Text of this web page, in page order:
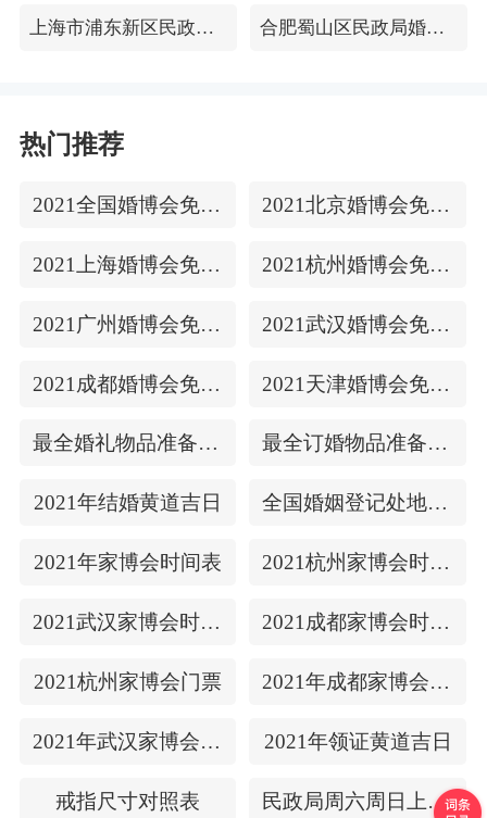
上海市浦东新区民政局婚姻登记处 合肥蜀山区民政局婚姻登记处
热门推荐
2021全国婚博会免费门票 2021北京婚博会免费门票
2021上海婚博会免费门票 2021杭州婚博会免费门票
2021广州婚博会免费门票 2021武汉婚博会免费门票
2021成都婚博会免费门票 2021天津婚博会免费门票
最全婚礼物品准备清单 最全订婚物品准备清单
2021年结婚黄道吉日 全国婚姻登记处地址/上下时间
2021年家博会时间表 2021杭州家博会时间表
2021武汉家博会时间表 2021成都家博会时间表
2021杭州家博会门票 2021年成都家博会门票
2021年武汉家博会门票 2021年领证黄道吉日
戒指尺寸对照表 民政局周六周日上班吗